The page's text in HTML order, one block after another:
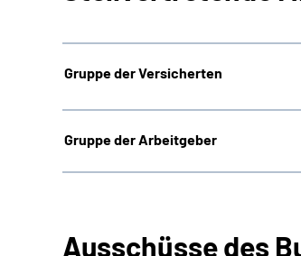
Gruppe der Versicherten
Gruppe der Arbeitgeber
Ausschüsse des